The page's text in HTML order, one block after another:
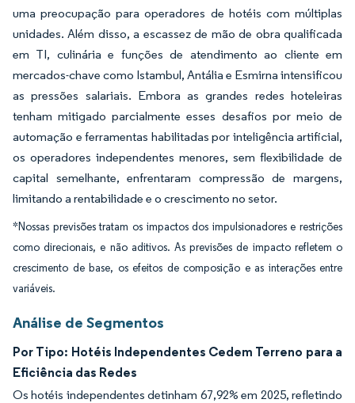
uma preocupação para operadores de hotéis com múltiplas
unidades. Além disso, a escassez de mão de obra qualificada
em TI, culinária e funções de atendimento ao cliente em
mercados-chave como Istambul, Antália e Esmirna intensificou
as pressões salariais. Embora as grandes redes hoteleiras
tenham mitigado parcialmente esses desafios por meio de
automação e ferramentas habilitadas por inteligência artificial,
os operadores independentes menores, sem flexibilidade de
capital semelhante, enfrentaram compressão de margens,
limitando a rentabilidade e o crescimento no setor.
*Nossas previsões tratam os impactos dos impulsionadores e restrições
como direcionais, e não aditivos. As previsões de impacto refletem o
crescimento de base, os efeitos de composição e as interações entre
variáveis.
Análise de Segmentos
Por Tipo: Hotéis Independentes Cedem Terreno para a
Eficiência das Redes
Os hotéis independentes detinham 67,92% em 2025, refletindo